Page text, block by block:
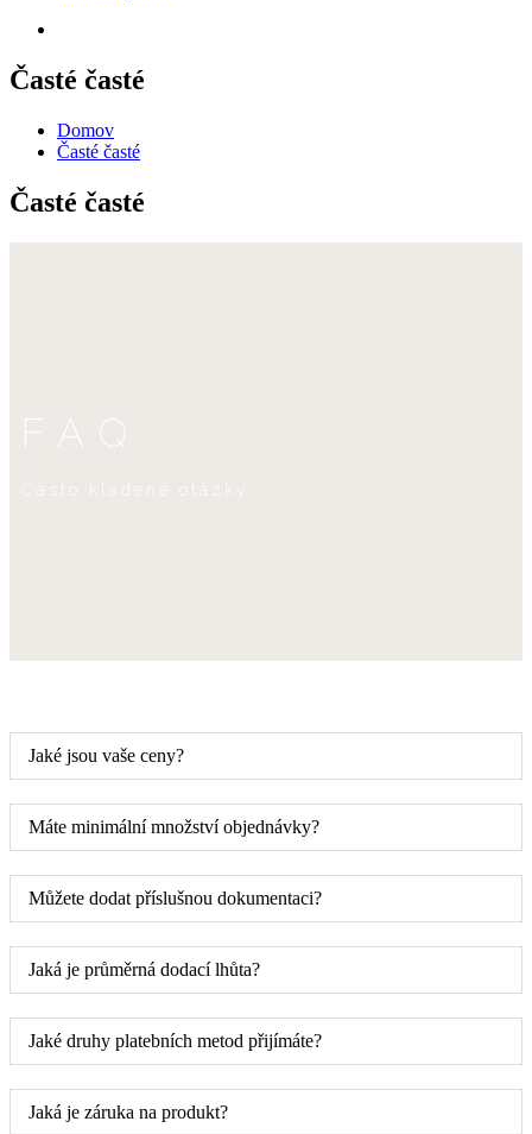
Časté časté
Domov
Časté časté
Časté časté
FAQ
Jaké jsou vaše ceny?
Máte minimální množství objednávky?
Můžete dodat příslušnou dokumentaci?
Jaká je průměrná dodací lhůta?
Jaké druhy platebních metod přijímáte?
Jaká je záruka na produkt?